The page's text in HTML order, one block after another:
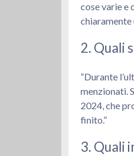
cose varie e
chiaramente
2. Quali
“Durante
menzionati.
2024, che
finito.”
3. Quali